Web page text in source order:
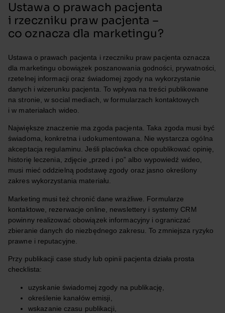
Ustawa o prawach pacjenta
i rzeczniku praw pacjenta –
co oznacza dla marketingu?
Ustawa o prawach pacjenta i rzeczniku praw pacjenta oznacza
dla marketingu obowiązek poszanowania godności, prywatności,
rzetelnej informacji oraz świadomej zgody na wykorzystanie
danych i wizerunku pacjenta. To wpływa na treści publikowane
na stronie, w social mediach, w formularzach kontaktowych
i w materiałach wideo.
Największe znaczenie ma zgoda pacjenta. Taka zgoda musi być
świadoma, konkretna i udokumentowana. Nie wystarcza ogólna
akceptacja regulaminu. Jeśli placówka chce opublikować opinię,
historię leczenia, zdjęcie „przed i po” albo wypowiedź wideo,
musi mieć oddzielną podstawę zgody oraz jasno określony
zakres wykorzystania materiału.
Marketing musi też chronić dane wrażliwe. Formularze
kontaktowe, rezerwacje online, newslettery i systemy CRM
powinny realizować obowiązek informacyjny i ograniczać
zbieranie danych do niezbędnego zakresu. To zmniejsza ryzyko
prawne i reputacyjne.
Przy publikacji case study lub opinii pacjenta działa prosta
checklista:
uzyskanie świadomej zgody na publikację,
określenie kanałów emisji,
wskazanie czasu publikacji,